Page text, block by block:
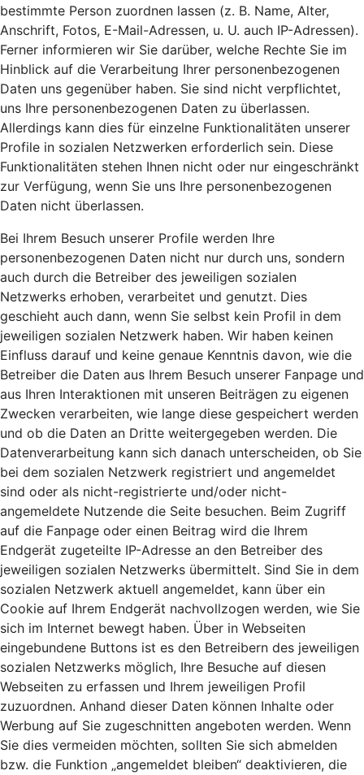
bestimmte Person zuordnen lassen (z. B. Name, Alter,
Anschrift, Fotos, E-Mail-Adressen, u. U. auch IP-Adressen).
Ferner informieren wir Sie darüber, welche Rechte Sie im
Hinblick auf die Verarbeitung Ihrer personenbezogenen
Daten uns gegenüber haben. Sie sind nicht verpflichtet,
uns Ihre personenbezogenen Daten zu überlassen.
Allerdings kann dies für einzelne Funktionalitäten unserer
Profile in sozialen Netzwerken erforderlich sein. Diese
Funktionalitäten stehen Ihnen nicht oder nur eingeschränkt
zur Verfügung, wenn Sie uns Ihre personenbezogenen
Daten nicht überlassen.
Bei Ihrem Besuch unserer Profile werden Ihre
personenbezogenen Daten nicht nur durch uns, sondern
auch durch die Betreiber des jeweiligen sozialen
Netzwerks erhoben, verarbeitet und genutzt. Dies
geschieht auch dann, wenn Sie selbst kein Profil in dem
jeweiligen sozialen Netzwerk haben. Wir haben keinen
Einfluss darauf und keine genaue Kenntnis davon, wie die
Betreiber die Daten aus Ihrem Besuch unserer Fanpage und
aus Ihren Interaktionen mit unseren Beiträgen zu eigenen
Zwecken verarbeiten, wie lange diese gespeichert werden
und ob die Daten an Dritte weitergegeben werden. Die
Datenverarbeitung kann sich danach unterscheiden, ob Sie
bei dem sozialen Netzwerk registriert und angemeldet
sind oder als nicht-registrierte und/oder nicht-
angemeldete Nutzende die Seite besuchen. Beim Zugriff
auf die Fanpage oder einen Beitrag wird die Ihrem
Endgerät zugeteilte IP-Adresse an den Betreiber des
jeweiligen sozialen Netzwerks übermittelt. Sind Sie in dem
sozialen Netzwerk aktuell angemeldet, kann über ein
Cookie auf Ihrem Endgerät nachvollzogen werden, wie Sie
sich im Internet bewegt haben. Über in Webseiten
eingebundene Buttons ist es den Betreibern des jeweiligen
sozialen Netzwerks möglich, Ihre Besuche auf diesen
Webseiten zu erfassen und Ihrem jeweiligen Profil
zuzuordnen. Anhand dieser Daten können Inhalte oder
Werbung auf Sie zugeschnitten angeboten werden. Wenn
Sie dies vermeiden möchten, sollten Sie sich abmelden
bzw. die Funktion „angemeldet bleiben“ deaktivieren, die